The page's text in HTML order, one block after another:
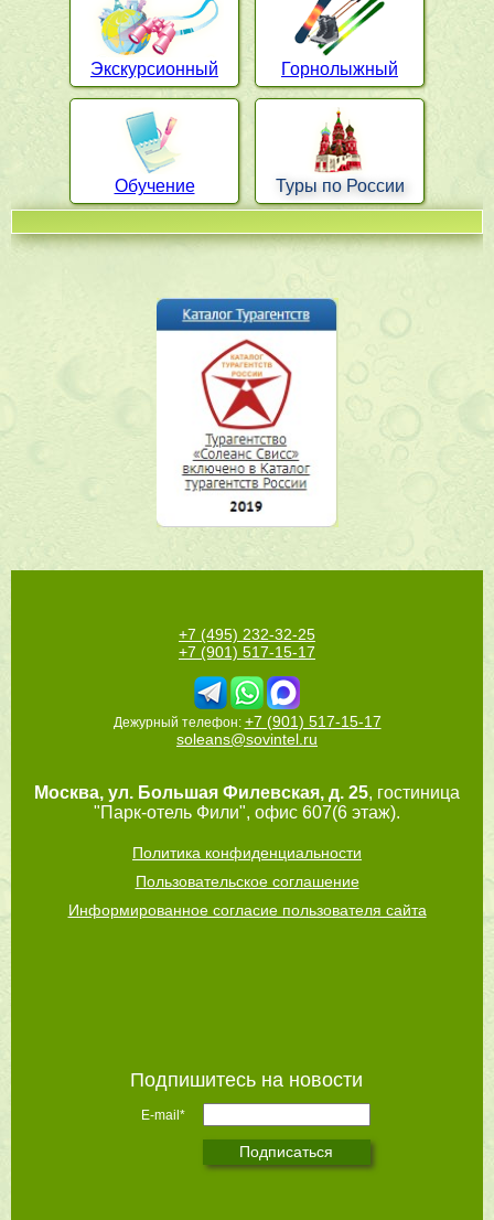
Экскурсионный Горнолыжный
Обучение Туры по России
+7 (495) 232-32-25
+7 (901) 517-15-17
Дежурный телефон: +7 (901) 517-15-17
soleans@sovintel.ru
Москва, ул. Большая Филевская, д. 25, гостиница
"Парк-отель Фили", офис 607(6 этаж).
Политика конфиденциальности
Пользовательское соглашение
Информированное согласие пользователя сайта
Подпишитесь на новости
E-mail*